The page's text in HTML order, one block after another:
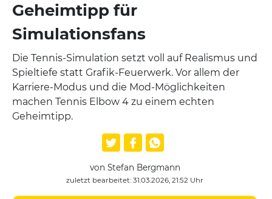
Geheimtipp für
Simulationsfans
Die Tennis-Simulation setzt voll auf Realismus und
Spieltiefe statt Grafik-Feuerwerk. Vor allem der
Karriere-Modus und die Mod-Möglichkeiten
machen Tennis Elbow 4 zu einem echten
Geheimtipp.
von Stefan Bergmann
zuletzt bearbeitet: 31.03.2026, 21:52 Uhr